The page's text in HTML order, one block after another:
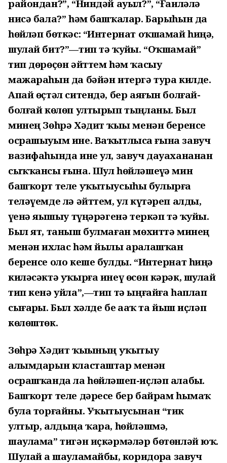
райондан?”, “Ниндәй ауыл?”, “Ғаиләлә
нисә бала?” һәм башҡалар. Барыһын да
һөйләп бөткәс: “Интернат оҡшамай һиңә,
шулай бит?”—тип тә ҡуйҙы. “Оҡшамай”
тип дөрөҫөн әйттем һәм ҡасыу
мажараһын да бәйән итергә тура килде.
Апай өҫтәл ситендә, бер аяғын болғай-
болғай көлөп ултырып тыңланы. Был
минең Зөһрә Хәдит ҡыҙы менән беренсе
осрашыуым ине. Ваҡытлыса ғына завуч
вазифаһында ине ул, завуч дауахананан
сыҡҡансы ғына. Шул һөйләшеүҙә мин
башҡорт теле уҡытыусыһы булырға
теләүемде лә әйттем, ул күтәреп алды,
үҙенә яҙышыу түңәрәгенә теркәп тә ҡуйҙы.
Был ят, таныш булмаған мөхиттә минең
менән ихлас һәм йылы аралашҡан
беренсе оло кеше булды. “Интернат һиңә
киләсәктә уҡырға инеү өсөн кәрәк, шулай
тип кенә уйла”,—тип тә ыңғайға һаплап
сығарҙы. Был хәлде беҙ аҙаҡ та йыш иҫләп
көлөштөк.
Зөһрә Хәдит ҡыҙының уҡытыу
алымдарын класташтар менән
осрашҡанда ла һөйләшеп-иҫләп алабыҙ.
Башҡорт теле дәресе бер байрам һымаҡ
була торғайны. Уҡытыусынан “тик
ултыр, алдыңа ҡара, һөйләшмә,
шаулама” тигән иҫкәрмәләр бөтөнләй юҡ.
Шулай ҙа шауламайбыҙ, коридорҙа завуч